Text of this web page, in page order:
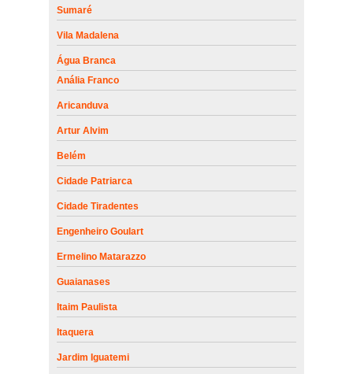
Sumaré
Vila Madalena
Água Branca
Anália Franco
Aricanduva
Artur Alvim
Belém
Cidade Patriarca
Cidade Tiradentes
Engenheiro Goulart
Ermelino Matarazzo
Guaianases
Itaim Paulista
Itaquera
Jardim Iguatemi